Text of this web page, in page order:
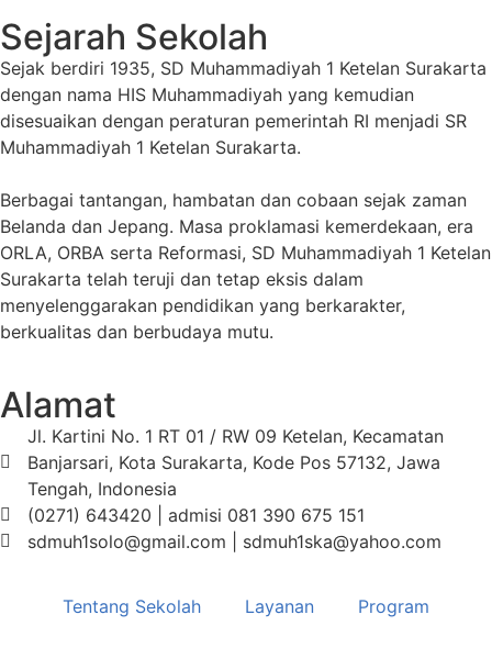
Sejarah Sekolah
Sejak berdiri 1935, SD Muhammadiyah 1 Ketelan Surakarta
dengan nama HIS Muhammadiyah yang kemudian
disesuaikan dengan peraturan pemerintah RI menjadi SR
Muhammadiyah 1 Ketelan Surakarta.
Berbagai tantangan, hambatan dan cobaan sejak zaman
Belanda dan Jepang. Masa proklamasi kemerdekaan, era
ORLA, ORBA serta Reformasi, SD Muhammadiyah 1 Ketelan
Surakarta telah teruji dan tetap eksis dalam
menyelenggarakan pendidikan yang berkarakter,
berkualitas dan berbudaya mutu.
Alamat
Jl. Kartini No. 1 RT 01 / RW 09 Ketelan, Kecamatan
Banjarsari, Kota Surakarta, Kode Pos 57132, Jawa
Tengah, Indonesia
(0271) 643420 | admisi 081 390 675 151
sdmuh1solo@gmail.com | sdmuh1ska@yahoo.com
Tentang Sekolah Layanan Program